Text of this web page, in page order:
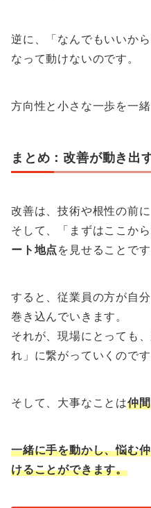
逆に、「なんでもいいか
なって動けないのです。
方向性と小さな一歩を一
まとめ：改善が動き出
改善は、技術や根性の前
そして、「まずはここか
ート地点 を見せることです
すると、従業員の方が自
巻き込んでいきます。
それが、現場にとっても
れ」に繋がっていくのです
そして、大事なことは仲間
一緒に手を動かし、悩む
けることができます。